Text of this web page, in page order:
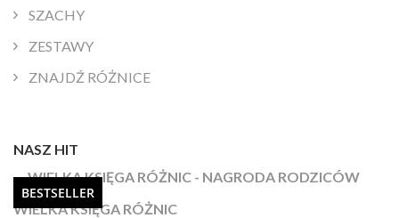
SZACHY
ZESTAWY
ZNAJDŹ RÓŻNICE
NASZ HIT
BESTSELLER
WIELKA KSIĘGA RÓŻNIC